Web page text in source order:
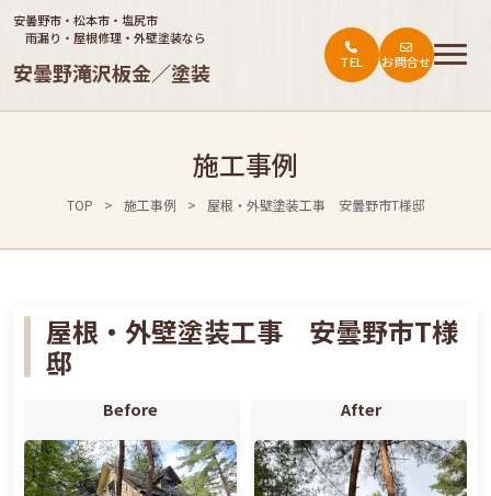
安曇野市・松本市・塩尻市
雨漏り・屋根修理・外壁塗装なら
安曇野滝沢板金／塗装
お役立ち情報・お客様の声
料金表
TEL お問合せ
施工事例
TOP > 施工事例 > 屋根・外壁塗装工事 安曇野市T様邸
屋根・外壁塗装工事 安曇野市T様
邸
Before After